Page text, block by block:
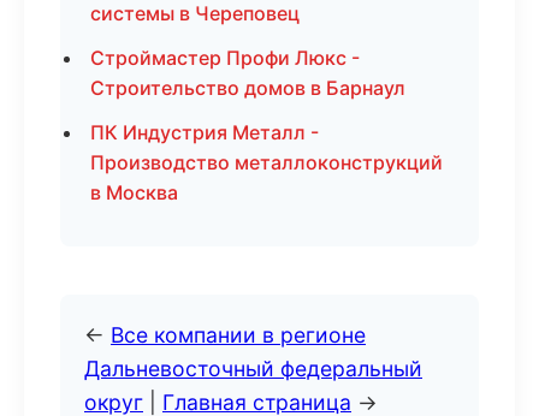
системы в Череповец
Строймастер Профи Люкс -
Строительство домов в Барнаул
ПК Индустрия Металл -
Производство металлоконструкций
в Москва
← Все компании в регионе
Дальневосточный федеральный
округ
Главная страница →